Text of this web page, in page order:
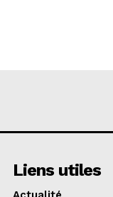
Liens utiles